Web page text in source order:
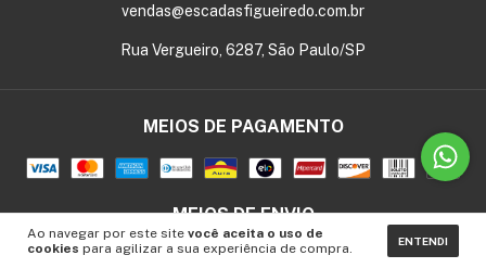
Ao navegar por este site você aceita o uso de
cookies para agilizar a sua experiência de compra. ENTENDI
vendas@escadasfigueiredo.com.br
Rua Vergueiro, 6287, São Paulo/SP
MEIOS DE PAGAMENTO
MEIOS DE ENVIO